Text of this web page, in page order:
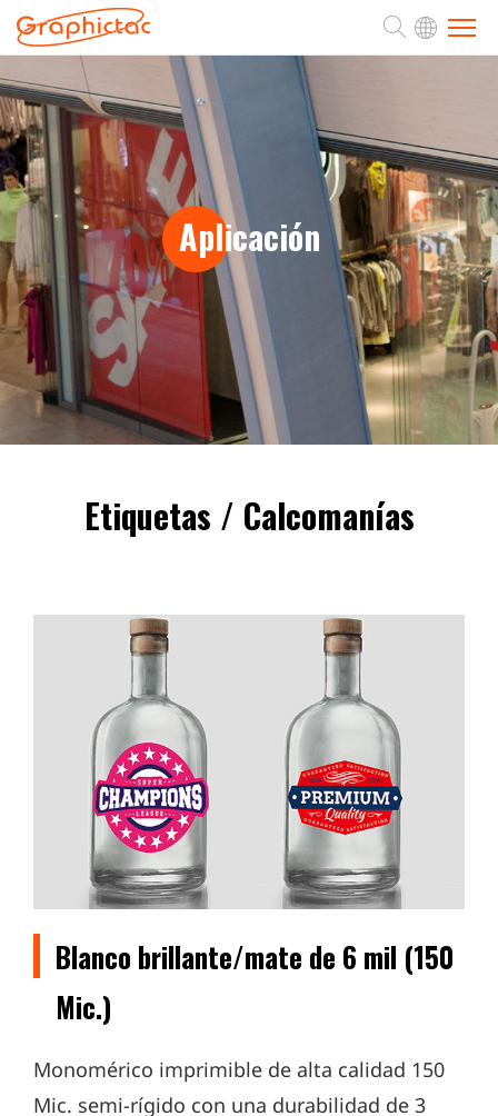
SOBRE
PRODUCTOS
APLICACIÓN
SOPORTE
NOTICIAS
Aplicación
Etiquetas / Calcomanías
Blanco brillante/mate de 6 mil (150
Mic.)
Monomérico imprimible de alta calidad 150
Mic. semi-rígido con una durabilidad de 3